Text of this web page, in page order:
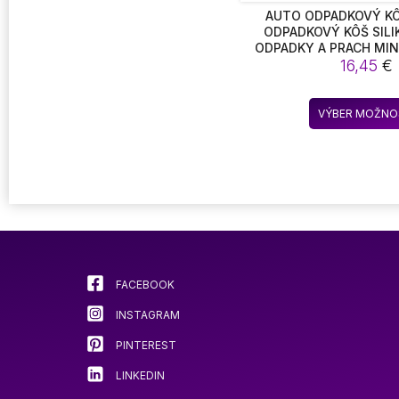
AUTO ODPADKOVÝ
ODPADKOVÝ KÔŠ
ODPADKY A PRACH
DIZAJN PUZDRO
BOX AUTO
16,45€
VÝBER
FACEBOOK
INSTAGRAM
PINTEREST
LINKEDIN